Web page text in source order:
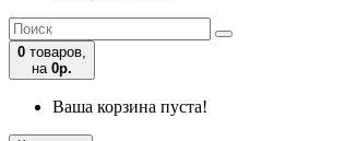
0 товаров,
на 0р.
Ваша корзина пуста!